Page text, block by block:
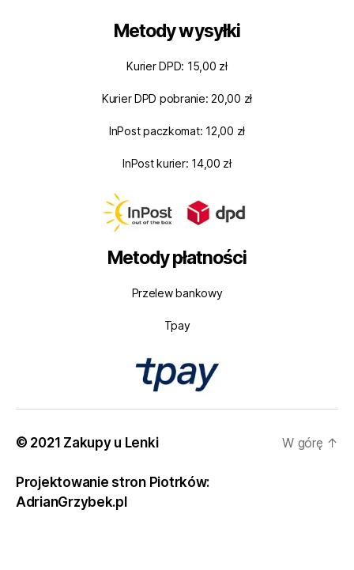
Metody wysyłki
Kurier DPD: 15,00 zł
Kurier DPD pobranie: 20,00 zł
InPost paczkomat: 12,00 zł
InPost kurier: 14,00 zł
Metody płatności
Przelew bankowy
Tpay
© 2021 Zakupy u Lenki
Projektowanie stron Piotrków:
AdrianGrzybek.pl
W górę ↑